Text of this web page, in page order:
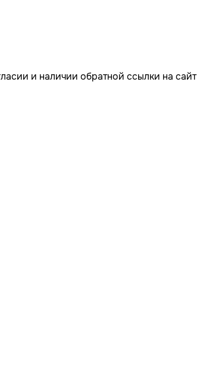
и наличии обратной ссылки на сайт